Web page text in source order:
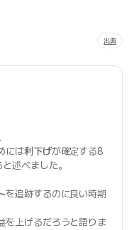
出典
には利下げが確定する8
述べました。
を追跡するのに良い時期
を上げるだろうと語りま